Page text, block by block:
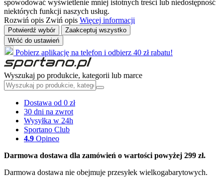
spowodować wyświetlenie mniej istotnych treści lub niedostępność
niektórych funkcji naszych usług.
Rozwiń opis Zwiń opis Więcej informacji
Potwierdź wybór
Zaakceptuj wszystko
Wróć do ustawień
Pobierz aplikację na telefon i odbierz 40 zł rabatu!
Wyszukaj po produkcie, kategorii lub marce
Dostawa od 0 zł
30 dni na zwrot
Wysyłka w 24h
Sportano Club
4.9 Opineo
Darmowa dostawa dla zamówień o wartości powyżej 299 zł.
Darmowa dostawa nie obejmuje przesyłek wielkogabarytowych.